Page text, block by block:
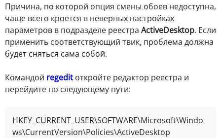
Причина, по которой опция смены обоев недоступна,
чаще всего кроется в неверных настройках
параметров в подразделе реестра ActiveDesktop. Если
применить соответствующий твик, проблема должна
будет сняться сама собой.
Командой regedit откройте редактор реестра и
перейдите по следующему пути:
HKEY_CURRENT_USER\SOFTWARE\Microsoft\Windo
ws\CurrentVersion\Policies\ActiveDesktop